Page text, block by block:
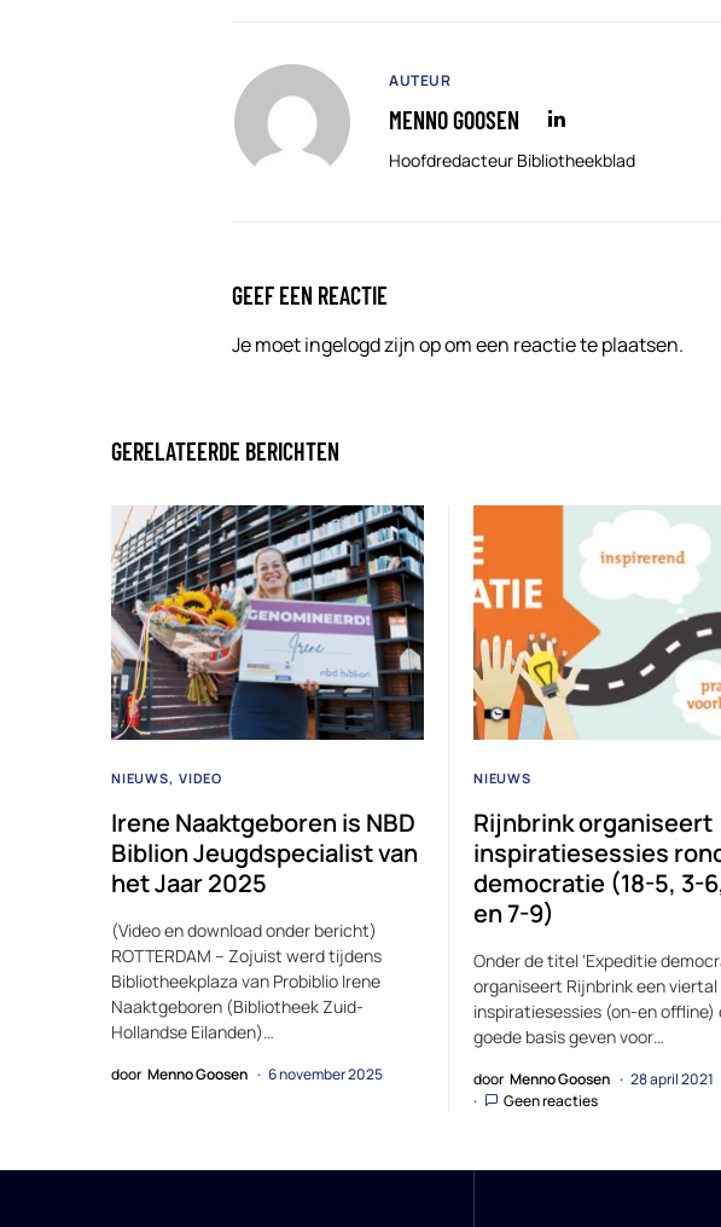
AUTEUR
MENNO GOOSEN
Hoofdredacteur Bibliotheekblad
GEEF EEN REACTIE
Je moetingelogd zijn opom een reactie te plaatsen.
GERELATEERDE BERICHTEN
NIEUWS VIDEO
Irene Naaktgeboren is NBD
Biblion Jeugdspecialist van
het Jaar 2025
(Video en download onder bericht)
ROTTERDAM – Zojuist werd tijdens
Bibliotheekplaza van Probiblio Irene
Naaktgeboren (Bibliotheek Zuid-
Hollandse Eilanden)…
door Menno Goosen 6 november 2025
NIEUWS
Rijnbrink organiseert
inspiratiesessies
democratie (18-5, 3-
en 7-9)
Onder de titel ‘Expeditie
organiseert Rijnbrink een viertal
inspiratiesessies (on-en offline)
goede basis geven voor…
door Menno Goosen
28 april 2021
Geen reacties